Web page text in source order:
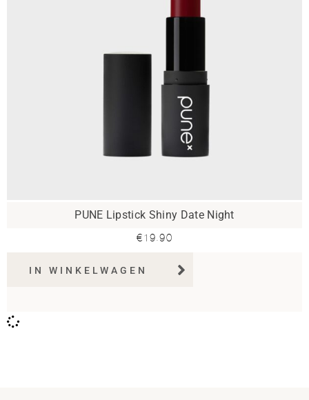
PUNE Lipstick Shiny Date Night
€19.90
IN WINKELWAGEN